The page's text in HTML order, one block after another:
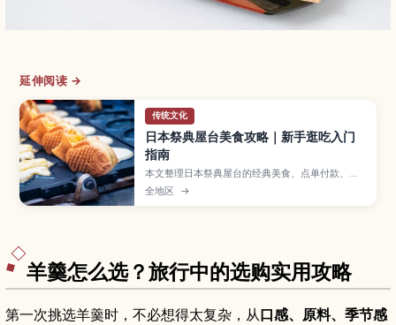
延伸阅读 →
传统文化
日本祭典屋台美食攻略｜新手逛吃入门
指南
本文整理日本祭典屋台的经典美食、点单付款、边
走边吃礼仪与垃圾处理要点，方便新手轻松逛吃。
全地区 →
羊羹怎么选？旅行中的选购实用攻略
第一次挑选羊羹时，不必想得太复杂，从口感、原料、季节感